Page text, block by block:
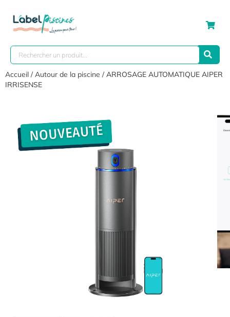
Accueil /Autour de la piscine / ARROSAGE AUTOMATIQUE AIPER
IRRISENSE